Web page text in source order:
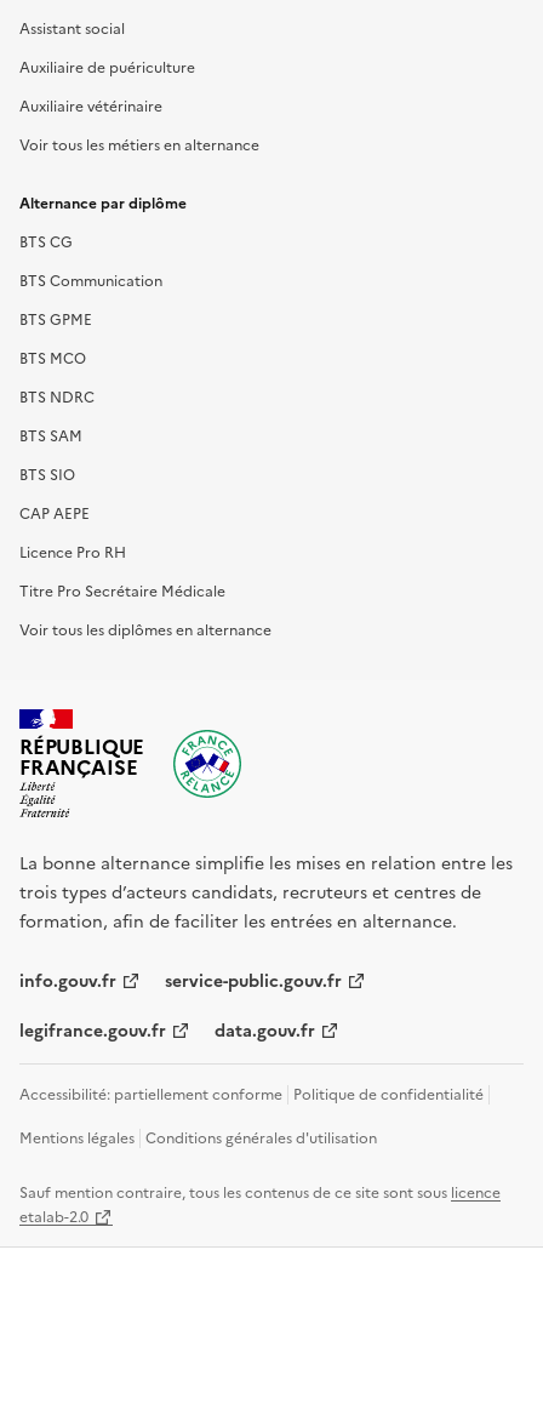
Assistant social
Auxiliaire de puériculture
Auxiliaire vétérinaire
Voir tous les métiers en alternance
Alternance par diplôme
BTS CG
BTS Communication
BTS GPME
BTS MCO
BTS NDRC
BTS SAM
BTS SIO
CAP AEPE
Licence Pro RH
Titre Pro Secrétaire Médicale
Voir tous les diplômes en alternance
RÉPUBLIQUE
FRANÇAISE
La bonne alternance simplifie les mises en relation entre les
trois types d’acteurs candidats, recruteurs et centres de
formation, afin de faciliter les entrées en alternance.
info.gouv.fr service-public.gouv.fr
legifrance.gouv.fr data.gouv.fr
Accessibilité: partiellement conforme Politique de confidentialité
Mentions légales Conditions générales d'utilisation
Sauf mention contraire, tous les contenus de ce site sont sous licence
etalab-2.0